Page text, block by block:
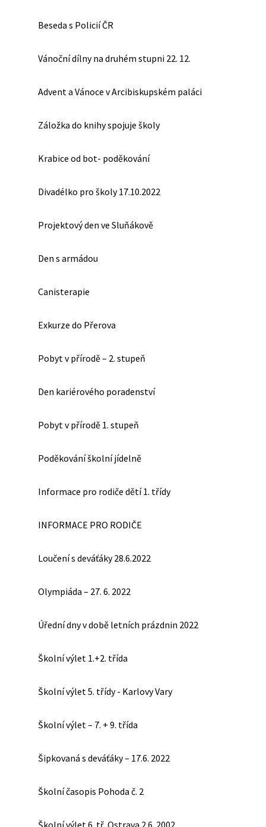
Beseda s Policií ČR
Vánoční dílny na druhém stupni 22. 12.
Advent a Vánoce v Arcibiskupském paláci
Záložka do knihy spojuje školy
Krabice od bot- poděkování
Divadélko pro školy 17.10.2022
Projektový den ve Sluňákově
Den s armádou
Canisterapie
Exkurze do Přerova
Pobyt v přírodě – 2. stupeň
Den kariérového poradenství
Pobyt v přírodě 1. stupeň
Poděkování školní jídelně
Informace pro rodiče dětí 1. třídy
INFORMACE PRO RODIČE
Loučení s deváťáky 28.6.2022
Olympiáda – 27. 6. 2022
Úřední dny v době letních prázdnin 2022
Školní výlet 1.+2. třída
Školní výlet 5. třídy - Karlovy Vary
Školní výlet – 7. + 9. třída
Šipkovaná s deváťáky – 17.6. 2022
Školní časopis Pohoda č. 2
Školní výlet 6. tř. Ostrava 2.6. 2002